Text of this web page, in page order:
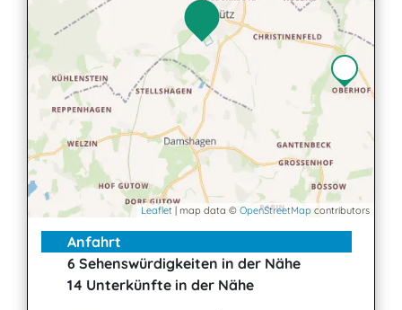
Leaflet | map data © OpenStreetMap contributors
Anfahrt
6 Sehenswürdigkeiten in der Nähe
14 Unterkünfte in der Nähe